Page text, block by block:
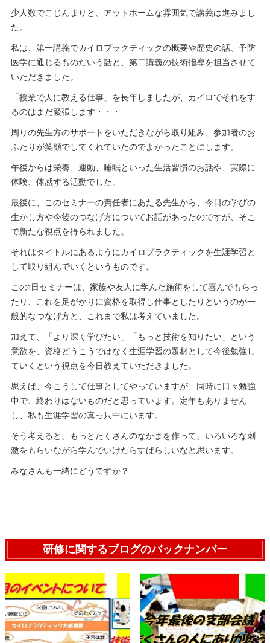
少人数でこじんまりと、アットホームな雰囲気で講義は進みまし
た。
私は、第一講義でカイロプラクティックの概要や歴史の話、予防
医学に通じるものだいう話と、第二講義の技術指導を担当させて
いただきました。
「授業で人に教える仕事」を長年しましたが、カイロでそれをす
るのはまだ緊張します・・・
周りの先生方のサポートをいただきながら取り組み、参加者のお
ふたりが笑顔でしてくれていたのでよかったことにします。
午後からは栄養、運動、睡眠といった生活習慣のお話や、実際に
体験、体感する活動でした。
最後に、このセミナーの責任者にあたる先生から、今日の学びの
生かし方や今後のつなげ方についてお話があったのですが、そこ
で新たな視点を得られました。
それはタイトルにあるようにカイロプラクティックを生涯学習と
して取り組んでいくというものです。
この1日セミナーは、家族や友人に学んだ施術をして喜んでもらっ
たり、これを足がかりに資格を取得し仕事としたりというのが一
般的なつなげ方と、これまで私は考えていました。
加えて、「より深く学びたい」「もっと技術を知りたい」という
意欲を、資格どうこうではなく生涯学習の題材として今後勉強し
ていくという視点を今日教えていただきました。
思えば、今こうして仕事としてやっていますが、同時に日々勉強
中で、終わりはないものだと思っています。定年もありません
し、私も生涯学習の真っ只中にいます。
そう考えると、もっとたくさんのなかまを作って、いろいろな刺
激をもらいながら学んでいけたらすばらしいなと思います。
みなさんも一緒にどうですか？
研修に関するブログのバックナンバー